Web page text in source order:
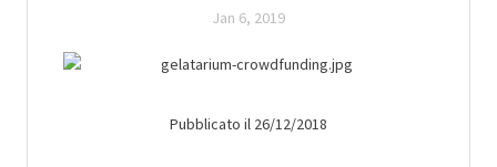
Jan 6, 2019
Pubblicato il 26/12/2018